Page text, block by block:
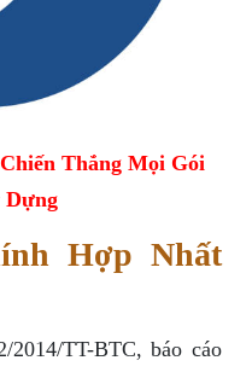
Thắng Mọi Gói
Dựng
Hợp Nhất
2014/TT-BTC, báo cáo